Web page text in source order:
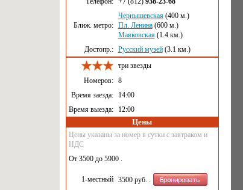
Ближ. метро:
Чернышевская(400 м.)
Пл. Ленина(600 м.)
Маяковская(1.4 км.)
Достопр.:
Русский музей(3.1 км.)
три звезды
Номеров:
8
Время заезда:
14:00
Время выезда:
12:00
Цены
Цены указаны за номер в сутки с завтраком и
НДС
От 3500 до 5900 .
1-местный 3500 руб. .